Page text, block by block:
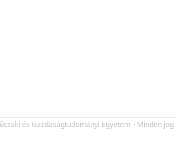
és Gazdaságtudományi Egyetem · Minden